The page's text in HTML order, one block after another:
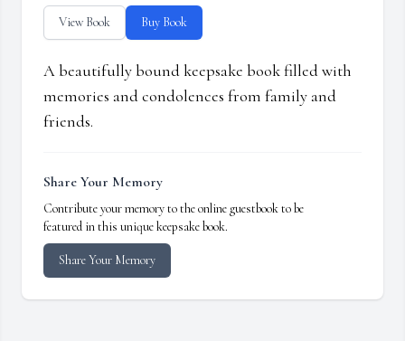
View Book Buy Book
A beautifully bound keepsake book filled with
memories and condolences from family and
friends.
Share Your Memory
Contribute your memory to the online guestbook to be
featured in this unique keepsake book.
Share Your Memory